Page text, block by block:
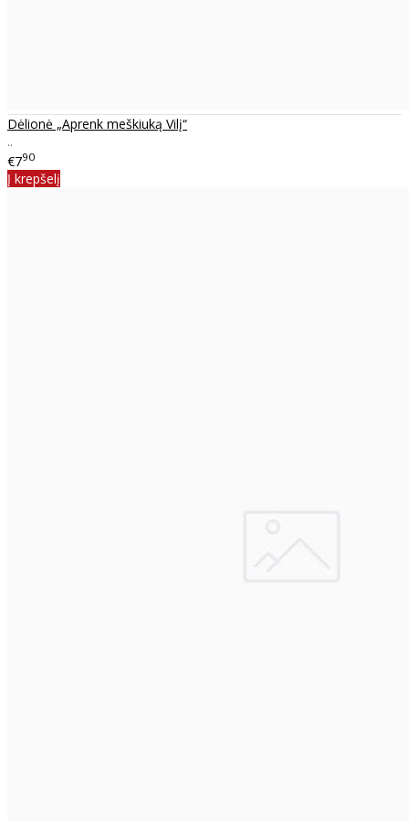
Dėlionė „Aprenk meškiuką Vilį“
..
€790
Į krepšelį